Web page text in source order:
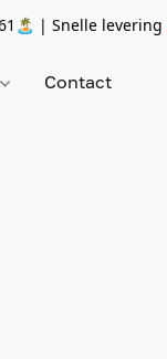
| Snelle
Contact